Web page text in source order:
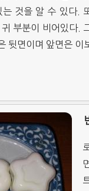
것을 알 수 있다.
부분이 비어있다.
뒷면이며 앞면은 이